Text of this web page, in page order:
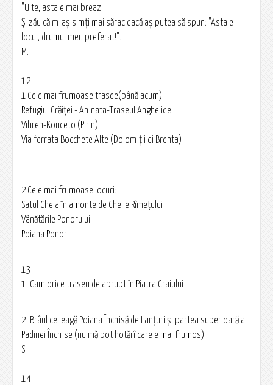
"Uite, asta e mai breaz!"
Şi zău că m-aş simţi mai sărac dacă aş putea să spun: "Asta e
locul, drumul meu preferat!".
M.
12.
1.Cele mai frumoase trasee(până acum):
Refugiul Crăiţei - Aninata-Traseul Anghelide
Vihren-Konceto (Pirin)
Via ferrata Bocchete Alte (Dolomiţii di Brenta)
2.Cele mai frumoase locuri:
Satul Cheia în amonte de Cheile Rîmețului
Vânătările Ponorului
Poiana Ponor
13.
1. Cam orice traseu de abrupt în Piatra Craiului
2. Brâul ce leagă Poiana Închisă de Lanţuri şi partea superioară a
Padinei Închise (nu mă pot hotărî care e mai frumos)
S.
14.